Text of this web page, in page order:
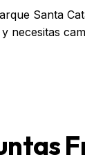
Santa
necesitas